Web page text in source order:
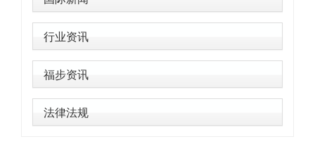
行业资讯
福步资讯
法律法规